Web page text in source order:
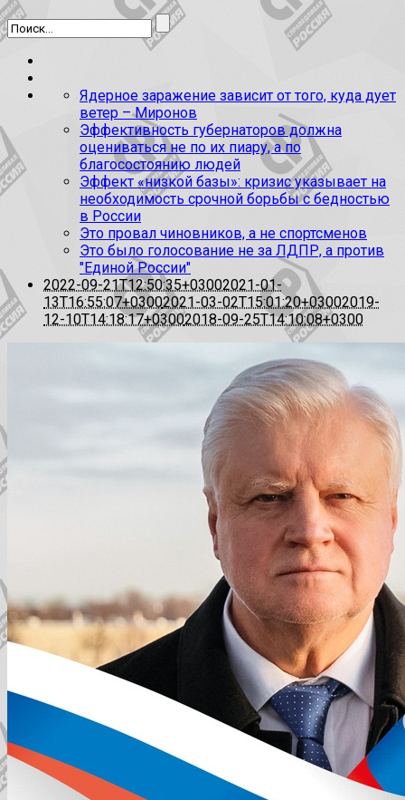
Ядерное заражение зависит от того, куда дует
ветер – Миронов
Эффективность губернаторов должна
оцениваться не по их пиару, а по
благосостоянию людей
Эффект «низкой базы»: кризис указывает на
необходимость срочной борьбы с бедностью
в России
Это провал чиновников, а не спортсменов
Это было голосование не за ЛДПР, а против
"Единой России"
2022-09-21T12:50:35+03002021-01-
13T16:55:07+03002021-03-02T15:01:20+03002019-
12-10T14:18:17+03002018-09-25T14:10:08+0300